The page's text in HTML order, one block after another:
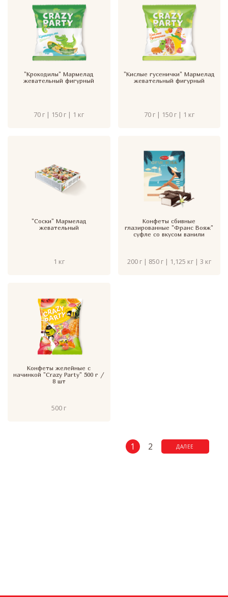
"Крокодилы" Мармелад
жевательный фигурный
70 г | 150 г | 1 кг
"Кислые гусенички" Мармелад
жевательный фигурный
70 г | 150 г | 1 кг
"Соски" Мармелад
жевательный
1 кг
Конфеты сбивные
глазированные "Франс Вояж"
суфле со вкусом ванили
200 г | 850 г | 1,125 кг | 3 кг
Конфеты желейные с
начинкой "Crazy Party" 500 г /
8 шт
500 г
1 2 ДАЛЕЕ